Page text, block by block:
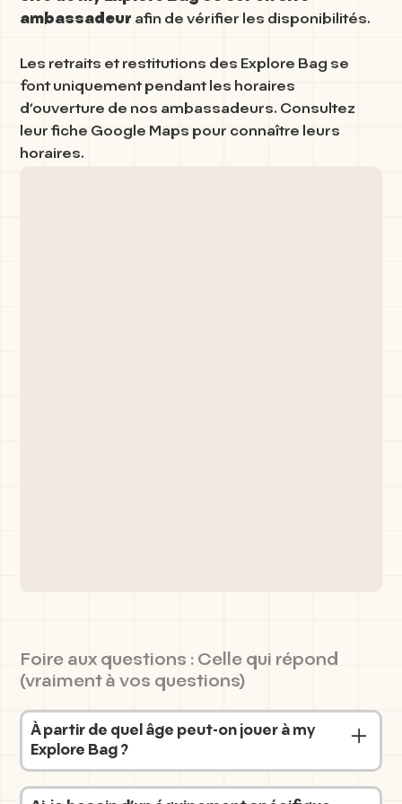
ambassadeur afin de vérifier les disponibilités.
Les retraits et restitutions des Explore Bag se
font uniquement pendant les horaires
d’ouverture de nos ambassadeurs. Consultez
leur fiche Google Maps pour connaître leurs
horaires.
Foire aux questions : Celle qui répond
(vraiment à vos questions)
À partir de quel âge peut-on jouer à my
Explore Bag ?
Nous préconisons pour les plus jeunes d’être